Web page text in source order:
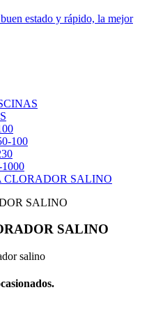
estado y rápido, la mejor
100
CLORADOR SALINO
SALINO
salino